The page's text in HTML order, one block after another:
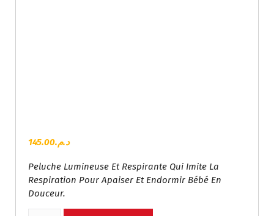
د.م.145.00
Peluche Lumineuse Et Respirante Qui Imite La
Respiration Pour Apaiser Et Endormir Bébé En
Douceur.